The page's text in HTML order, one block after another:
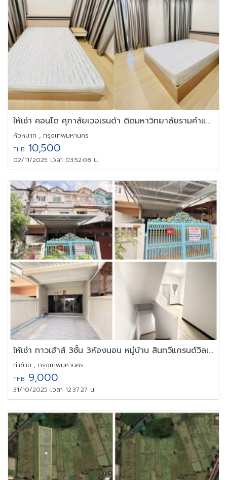
ให้เช่า คอนโด ศุภาลัยเวอเรนด้า ติดมหาวิทยาลัยรามคำแหง ใกล้มหาวิทย
หัวหมาก , กรุงเทพมหานคร
THB 10,500
02/11/2025 เวลา 03:52:08 น.
ให้เช่า ทาวเฮ้าส์ 3ชั้น 3ห้องนอน หมู่บ้าน สินทวีแกรนด์วิลเลจน์
ท่าข้าม , กรุงเทพมหานคร
THB 9,000
31/10/2025 เวลา 12:37:27 น.